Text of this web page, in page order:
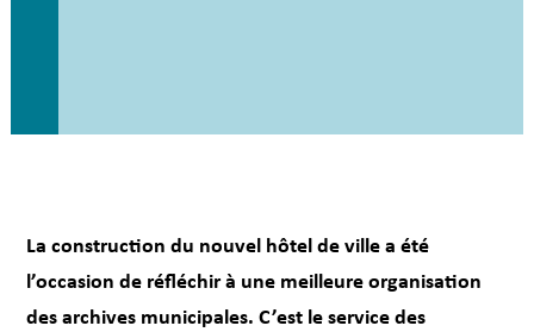
La construction du nouvel hôtel de ville a été
l’occasion de réfléchir à une meilleure organisation
des archives municipales. C’est le service des